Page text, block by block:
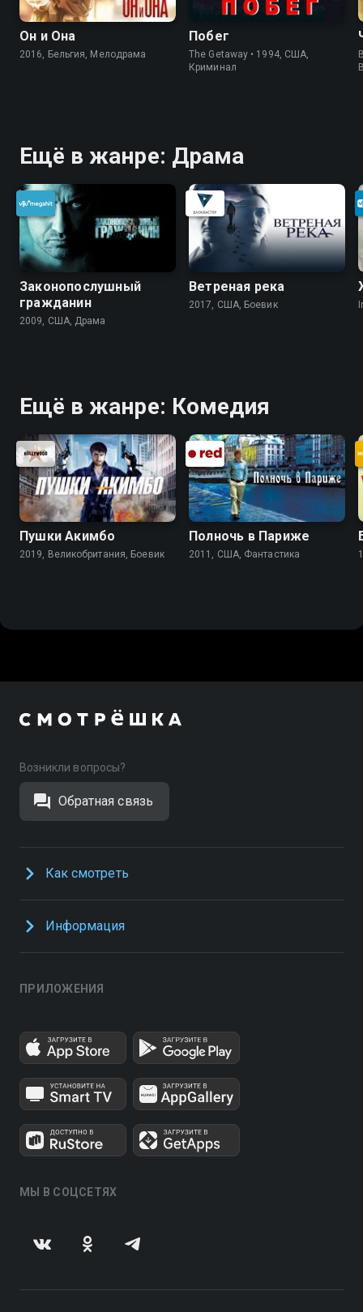
Он и Она
2016, Бельгия, Мелодрама
Побег
The Getaway • 1994, США,
Криминал
Ещё в жанре: Драма
Законопослушный
гражданин
2009, США, Драма
Ветреная река
2017, США, Боевик
Ещё в жанре: Комедия
Пушки Акимбо
2019, Великобритания, Боевик
Полночь в Париже
2011, США, Фантастика
Возникли вопросы?
Обратная связь
Как смотреть
Информация
ПРИЛОЖЕНИЯ
МЫ В СОЦСЕТЯХ